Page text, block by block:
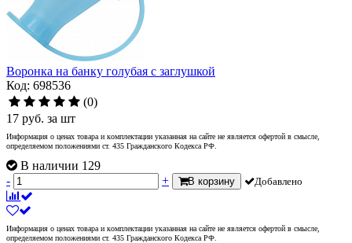
Воронка на банку голубая с заглушкой
Код: 698536
(0)
17 руб. за шт
Информация о ценах товара и комплектации указанная на сайте не является офертой в смысле,
определяемом положениями ст. 435 Гражданского Кодекса РФ.
В наличии 129
-
+ В корзину Добавлено
Информация о ценах товара и комплектации указанная на сайте не является офертой в смысле,
определяемом положениями ст. 435 Гражданского Кодекса РФ.